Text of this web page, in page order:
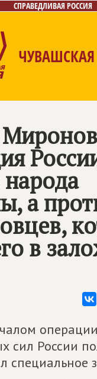
СПРАВЕДЛИВАЯ РОССИЯ
а
в
операции
сил России
специальное